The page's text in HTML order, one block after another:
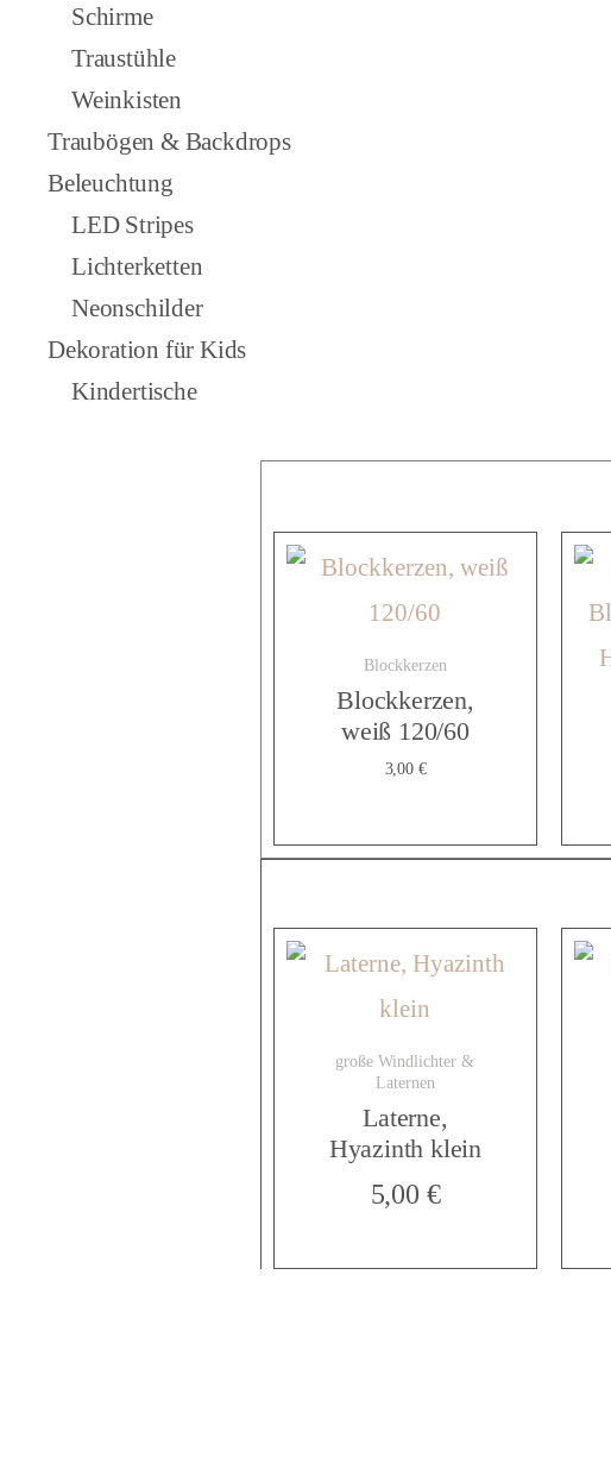
Schirme
Traustühle
Weinkisten
Traubögen & Backdrops
Beleuchtung
LED Stripes
Lichterketten
Neonschilder
Dekoration für Kids
Kindertische
Blockkerzen
Blockkerzen,
weiß 120/60
3,00 €
große Windlichter &
Laternen
Laterne,
Hyazinth klein
5,00 €